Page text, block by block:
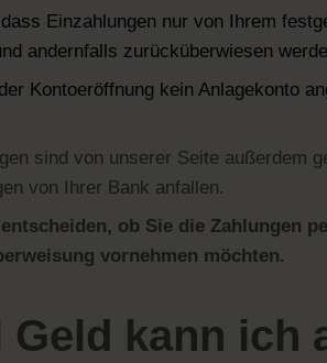
Einzahlungen nur von Ihrem
andernfalls zurücküberwiesen
Kontoeröffnung kein Anlagekonto
sind von unserer Seite außerdem
von Ihrer Bank anfallen.
ob Sie die Zahlungen
vornehmen möchten.
Geld kann ich